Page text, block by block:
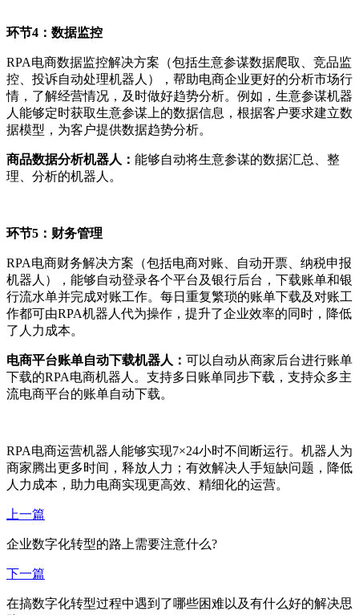
环节4：数据监控
RPA电商数据监控解决方案（包括生意参谋数据爬取、竞品监
控、投诉自动处理机器人），帮助电商企业更好的分析市场行
情，了解经营情况，及时做好趋势分析。例如，生意参谋机器
人能够定时获取生意参谋上的数据信息，根据客户要求建立数
据模型，为客户提供数据趋势分析。
商品数据分析机器人： 能够自动将生意参谋的数据汇总、整
理、分析的机器人。
环节5：财务管理
RPA电商财务解决方案（包括电商对账、自动开票、纳税申报
机器人），能够自动登录各个平台及银行后台，下载账单和银
行流水单并完成对账工作。每日重复繁琐的账单下载及对账工
作都可由RPA机器人代为操作，提升了企业效率的同时，降低
了人力成本。
电商平台账单自动下载机器人： 可以自动从商家后台进行账单
下载的RPA电商机器人。支持多日账单同步下载，支持众多主
流电商平台的账单自动下载。
RPA电商运营机器人能够实现7×24小时不间断运行。机器人为
商家腾出更多时间，释放人力；有效解决人手短缺问题，降低
人力成本，助力电商实现更高效、精细化的运营。
上一篇
企业数字化转型的路上需要注意什么?
下一篇
在搞数字化转型过程中遇到了哪些困难以及有什么好的解决思